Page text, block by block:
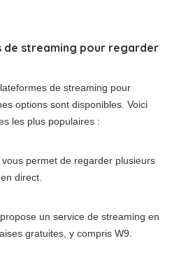
de streaming pour regarder
de streaming pour
options sont disponibles. Voici
les plus populaires :
permet de regarder plusieurs
direct.
un service de streaming en
gratuites, y compris W9.